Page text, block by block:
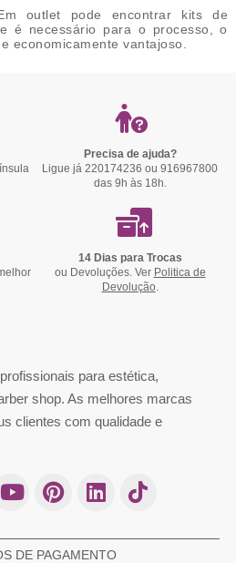
outlet pode encontrar kits de
é necessário para o processo, o
economicamente vantajoso.
Precisa de ajuda?
Ligue já 220174236 ou 916967800
das 9h às 18h.
14 Dias para Trocas
ou Devoluções. Ver Politica de
Devolução.
para estética,
shop. As melhores marcas
clientes com qualidade e
DE PAGAMENTO